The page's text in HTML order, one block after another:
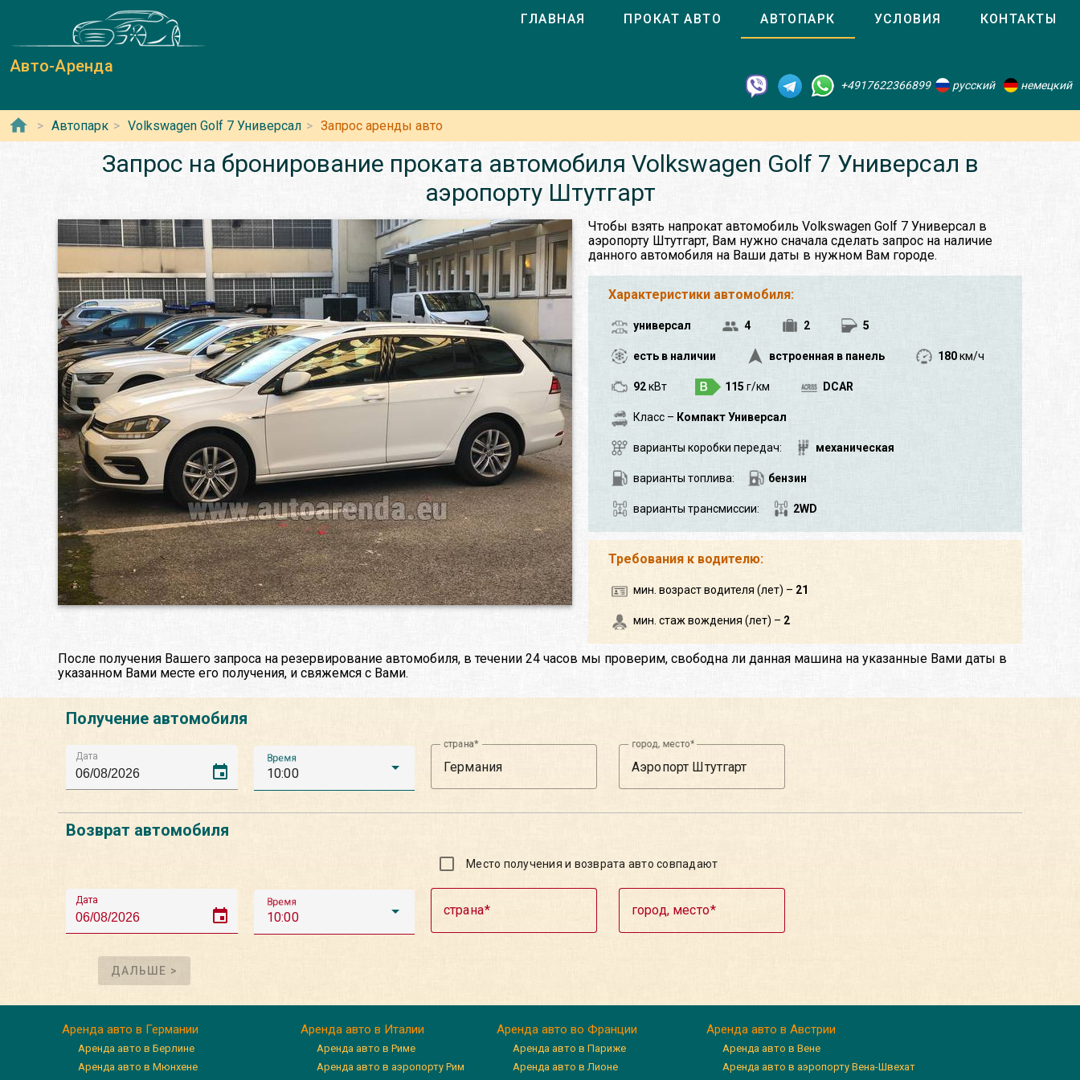
Авто-Аренда
ГЛАВНАЯ ПРОКАТ АВТО АВТОПАРК УСЛОВИЯ КОНТАКТЫ
+4917622366899 русский немецкий
Автопарк Volkswagen Golf 7 Универсал Запрос аренды авто
Запрос на бронирование проката автомобиля Volkswagen Golf 7 Универсал в
аэропорту Штутгарт
Чтобы взять напрокат автомобиль Volkswagen Golf 7 Универсал в
аэропорту Штутгарт, Вам нужно сначала сделать запрос на наличие
данного автомобиля на Ваши даты в нужном Вам городе.
Характеристики автомобиля:
универсал 4 2 5
есть в наличии встроенная в панель 180км/ч
92кВт 115 г/км DCAR
Класс – Компакт Универсал
варианты коробки передач: механическая
варианты топлива: бензин
варианты трансмиссии: 2WD
Требования к водителю:
мин. возраст водителя (лет) – 21
мин. стаж вождения (лет) – 2
После получения Вашего запроса на резервирование автомобиля, в течении 24 часов мы проверим, свободна ли данная машина на указанные Вами даты в
указанном Вами месте его получения, и свяжемся с Вами.
Получение автомобиля
Дата
event
Время
10:00
страна город, место
Возврат автомобиля
Дата
event
Время
10:00
Место получения и возврата авто совпадают
страна город, место
ДАЛЬШЕ >
Аренда авто в Германии
Аренда авто в Берлине
Аренда авто в Мюнхене
Аренда авто в Италии
Аренда авто в Риме
Аренда авто в аэропорту Рим
Аренда авто во Франции
Аренда авто в Париже
Аренда авто в Лионе
Аренда авто в Австрии
Аренда авто в Вене
Аренда авто в аэропорту Вена-Швехат